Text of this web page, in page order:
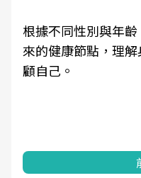
根據不同性別與年
來的健康節點，理
顧自己。